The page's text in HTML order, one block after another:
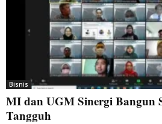
Bisnis
MI dan UGM Sinergi Bangun
Tangguh